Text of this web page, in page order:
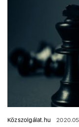
Közszolgálat.hu